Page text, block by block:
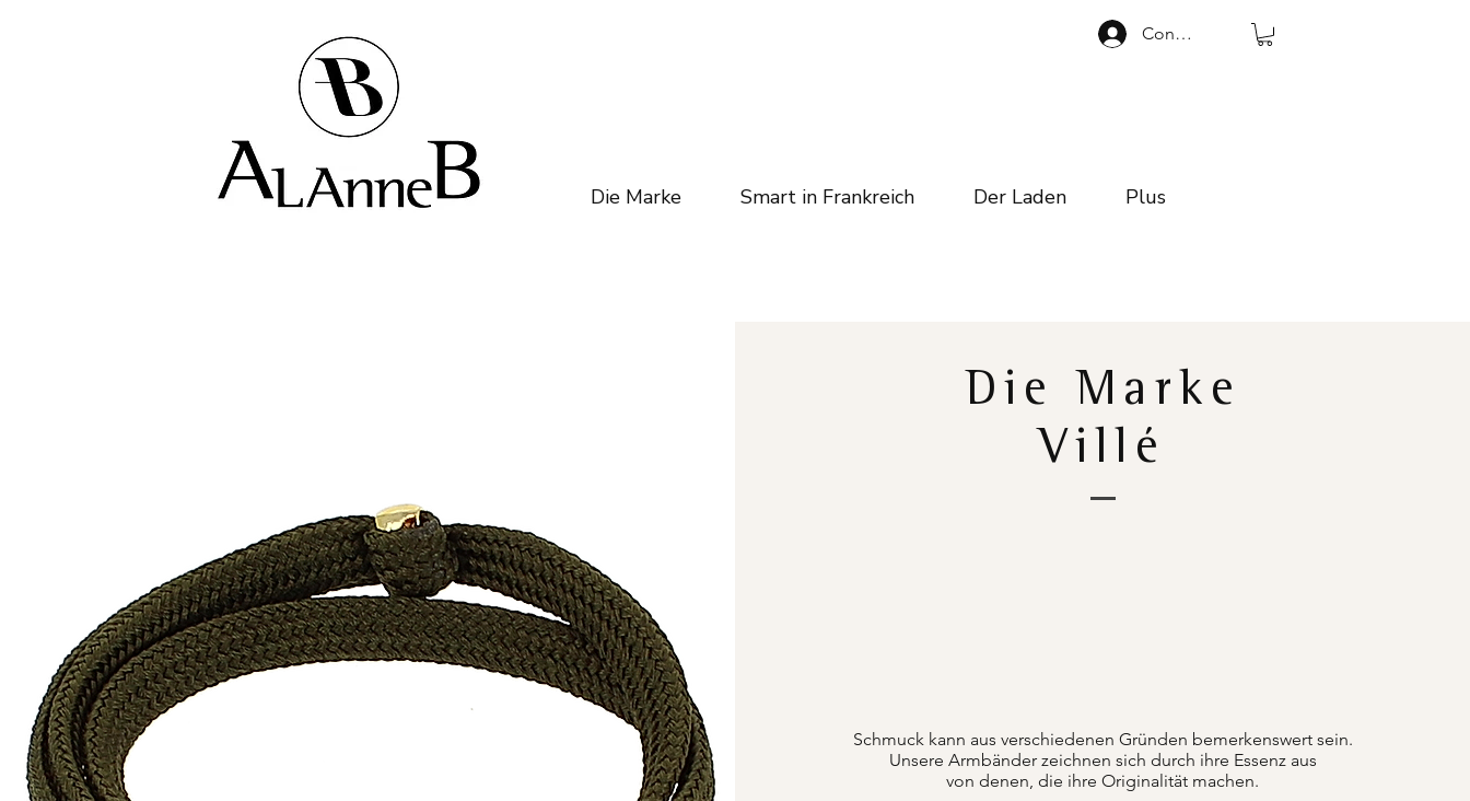
Connexion
Die Marke Smart in Frankreich Der Laden Plus
Die Marke
Villé
Schmuck kann aus verschiedenen Gründen bemerkenswert sein.
Unsere Armbänder zeichnen sich durch ihre Essenz aus
von denen, die ihre Originalität machen.